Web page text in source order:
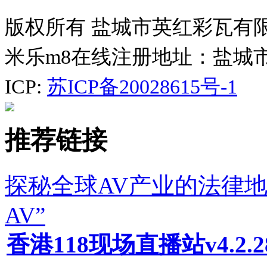
版权所有 盐城市英红彩瓦有
米乐m8在线注册地址：盐城
ICP: 苏ICP备20028615号-1
推荐链接
探秘全球AV产业的法律
AV”
香港118现场直播站